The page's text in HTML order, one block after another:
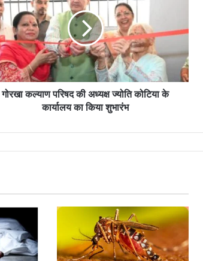
गोरखा कल्याण परिषद की अध्यक्ष ज्योति कोटिया के
कार्यालय का किया शुभारंभ